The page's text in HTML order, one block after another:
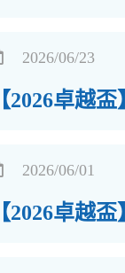
2026/06/23
【2026卓越
2026/06/01
【2026卓越